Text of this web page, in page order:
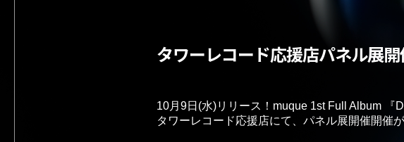
タワーレコード応援店パネル展
10月9日(水)リリース！muque 1st Full Album 『
タワーレコード応援店にて、パネル展開催開催